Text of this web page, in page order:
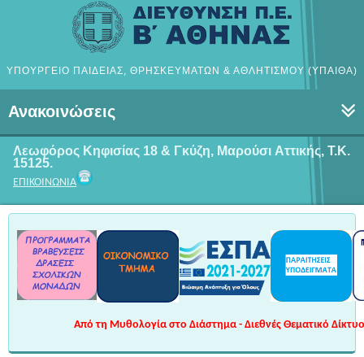
ΥΠΟΥΡΓΕΙΟ ΠΑΙΔΕΙΑΣ, ΘΡΗΣΚΕΥΜΑΤΩΝ & ΑΘΛΗΤΙΣΜΟΥ (ΥΠΑΙΘΑ)
Ανακοινώσεις
Λεωφόρος Κηφισίας 18 & Γκύζη, Μαρούσι Αττικής, Τ.Κ.
15125.
ΕΠΙΚΟΙΝΩΝΙΑ
Από τη Μυθολογία στο Διάστημα - Διεθνές Θεματικό